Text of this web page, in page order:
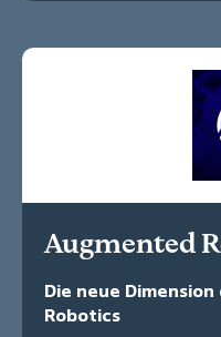
Augmented
Die neue
Robotics